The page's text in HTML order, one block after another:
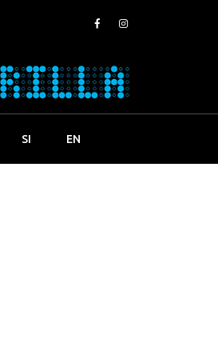
SI EN